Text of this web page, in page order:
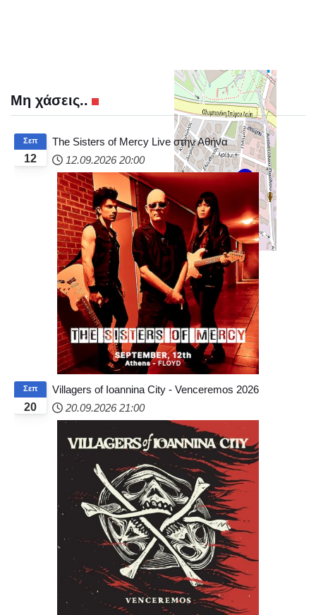
+ −
© OpenStreetMap
Μη χάσεις..
12
Σεπ
The Sisters of Mercy Live στην Αθήνα
12.09.2026 20:00
20
Σεπ
Villagers of Ioannina City - Venceremos 2026
20.09.2026 21:00